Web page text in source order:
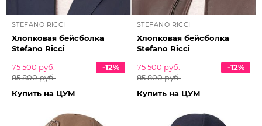
STEFANO RICCI
Хлопковая бейсболка
Stefano Ricci
75 500 руб.
85 800 руб.
-12%
Купить на ЦУМ
STEFANO RICCI
Хлопковая бейсболка
Stefano Ricci
75 500 руб.
85 800 руб.
-12%
Купить на ЦУМ